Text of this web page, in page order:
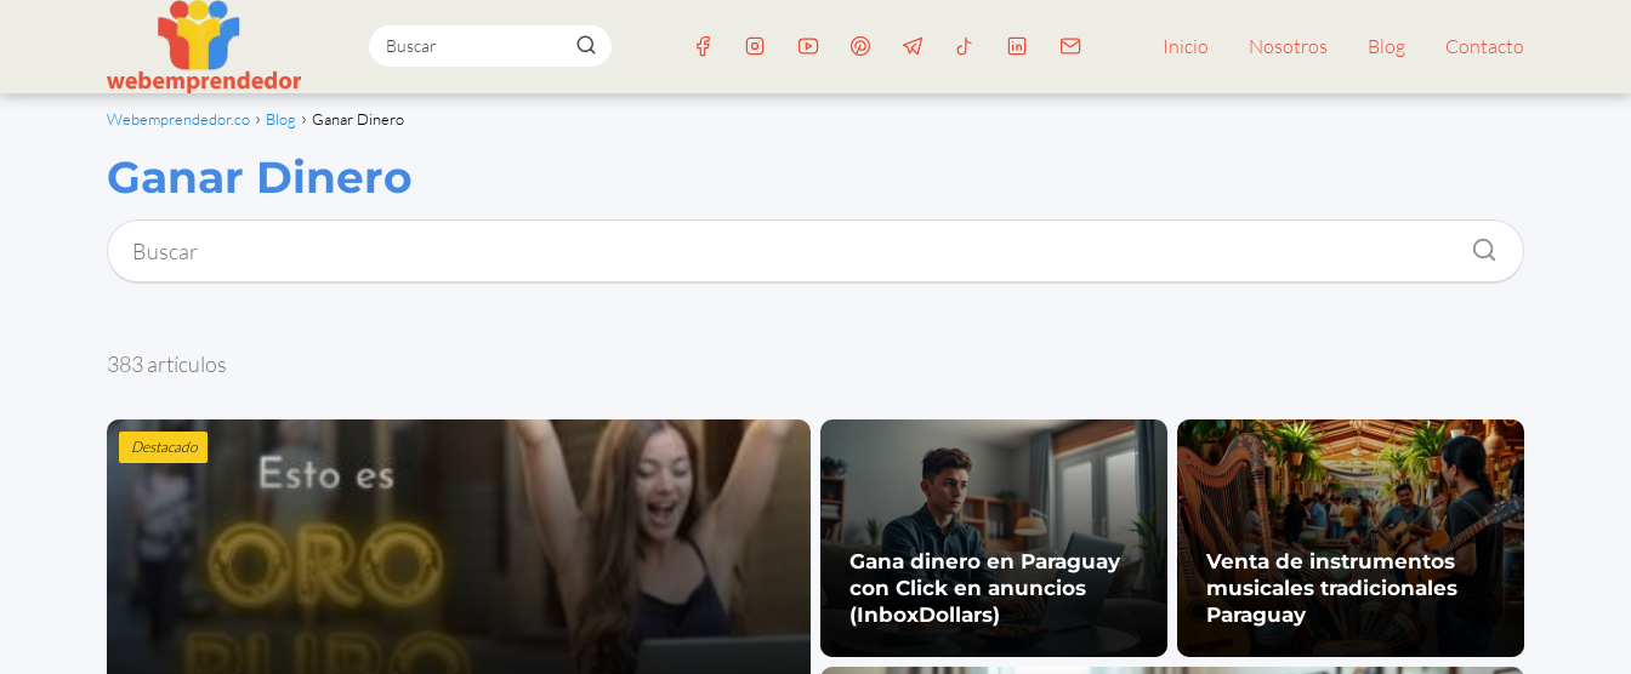
Inicio Nosotros Blog Contacto
Webemprendedor.co Blog Ganar Dinero
Ganar Dinero
383 artículos
Destacado
Gana dinero en Paraguay
con Click en anuncios
(InboxDollars)
Venta de instrumentos
musicales tradicionales
Paraguay